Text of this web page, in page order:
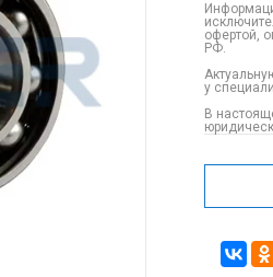
офертой,
РФ.
у
В